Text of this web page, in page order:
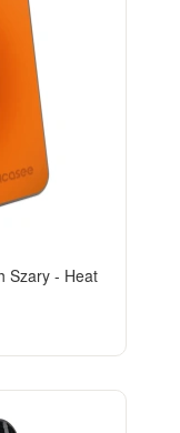
Szary - Heat